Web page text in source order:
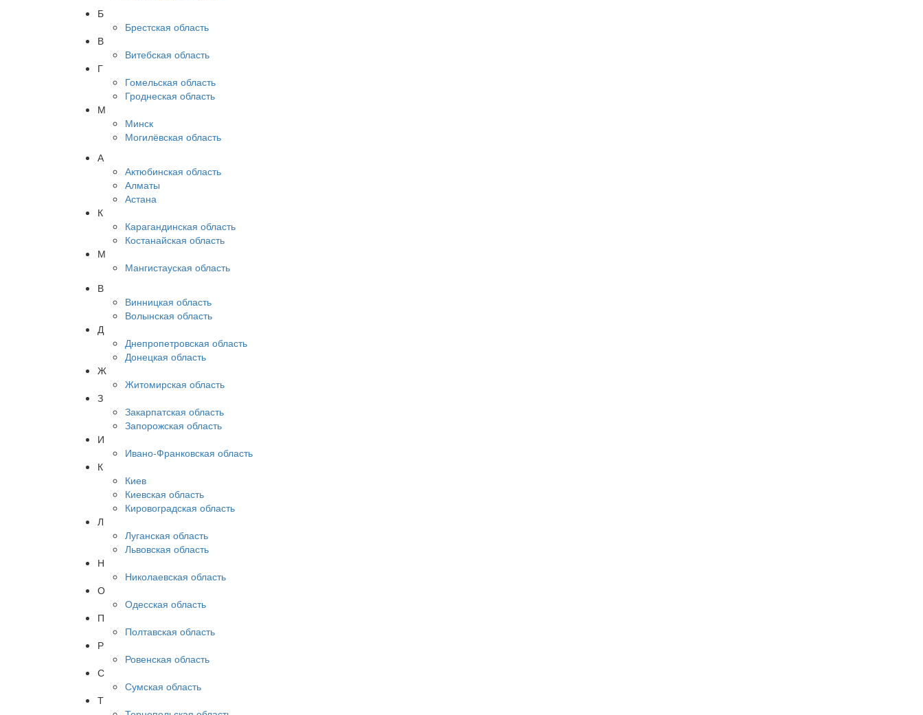
Б
Брестская область
В
Витебская область
Г
Гомельская область
Гроднеская область
М
Минск
Могилёвская область
А
Актюбинская область
Алматы
Астана
К
Карагандинская область
Костанайская область
М
Мангистауская область
В
Винницкая область
Волынская область
Д
Днепропетровская область
Донецкая область
Ж
Житомирская область
З
Закарпатская область
Запорожская область
И
Ивано-Франковская область
К
Киев
Киевская область
Кировоградская область
Л
Луганская область
Львовская область
Н
Николаевская область
О
Одесская область
П
Полтавская область
Р
Ровенская область
С
Сумская область
Т